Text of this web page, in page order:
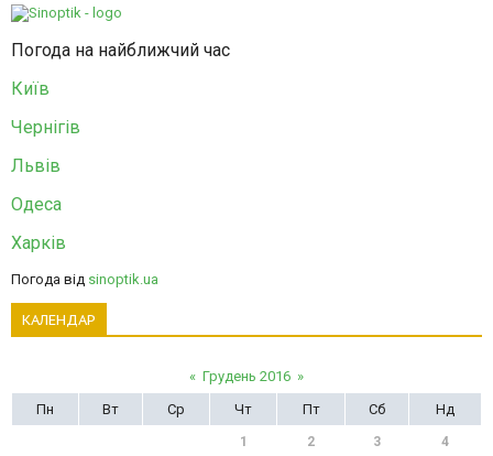
Погода на найближчий час
Київ
Чернігів
Львів
Одеса
Харків
Погода від sinoptik.ua
КАЛЕНДАР
« Грудень 2016 »
Пн
Вт Ср Чт Пт Сб Нд
1 2 3 4